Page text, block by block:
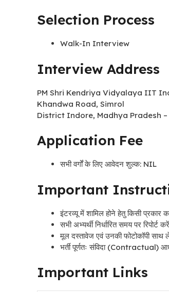
Selection Process
Walk-In Interview
Interview Address
PM Shri Kendriya Vidyalaya IIT
Khandwa Road, Simrol
District Indore, Madhya Pradesh –
Application Fee
सभी वर्गों के लिए आवेदन शुल्क: NIL
Important
इंटरव्यू में शामिल होने हेतु किसी प्रकार
सभी अभ्यर्थी निर्धारित समय पर रिपोर्ट
मूल दस्तावेज एवं उनकी फोटोकॉपी साथ
भर्ती पूर्णतः संविदा (Contractual)
Important Links